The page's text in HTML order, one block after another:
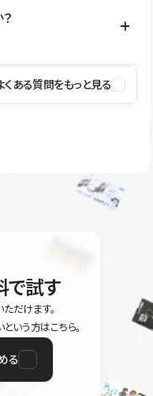
業を進めやすくなりま
に利用できるよう、通信
脆弱性対策など、複数の観
おり、悪質なスクリプトの
ターでご確認いただけま
ニティもご利用ください。
くある質問をもっと見る
で試す
だけます。
いう方はこちら。
る